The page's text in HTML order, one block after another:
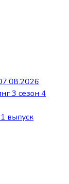
3 сезон 4
выпуск